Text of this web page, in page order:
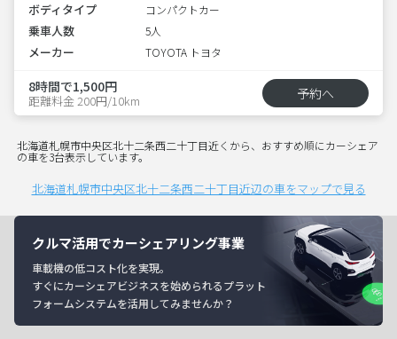
ボディタイプ コンパクトカー
乗車人数 5人
メーカー TOYOTA トヨタ
8時間で1,500円
距離料金 200円/10km 予約へ
北海道札幌市中央区北十二条西二十丁目近くから、おすすめ順にカーシェア
の車を3台表示しています。
北海道札幌市中央区北十二条西二十丁目近辺の車をマップで見る
クルマ活用でカーシェアリング事業
車載機の低コスト化を実現。
すぐにカーシェアビジネスを始められるプラット
フォームシステムを活用してみませんか？